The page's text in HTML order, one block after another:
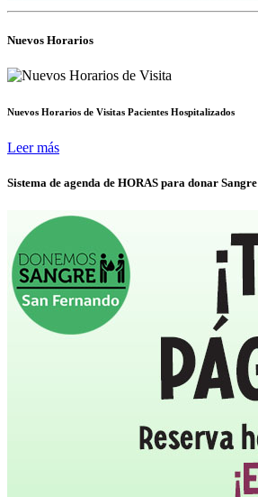
Nuevos Horarios
Nuevos Horarios de Visitas Pacientes Hospitalizados
Leer más
Sistema de agenda de HORAS para donar Sangre